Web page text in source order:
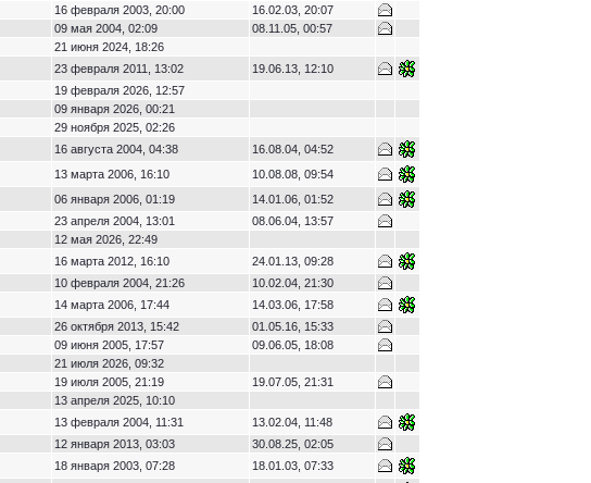
16 февраля 2003, 20:00
16.02.03, 20:07
09 мая 2004, 02:09
08.11.05, 00:57
21 июня 2024, 18:26
23 февраля 2011, 13:02
19.06.13, 12:10
19 февраля 2026, 12:57
09 января 2026, 00:21
29 ноября 2025, 02:26
16 августа 2004, 04:38
16.08.04, 04:52
13 марта 2006, 16:10
10.08.08, 09:54
06 января 2006, 01:19
14.01.06, 01:52
23 апреля 2004, 13:01
08.06.04, 13:57
12 мая 2026, 22:49
16 марта 2012, 16:10
24.01.13, 09:28
10 февраля 2004, 21:26
10.02.04, 21:30
14 марта 2006, 17:44
14.03.06, 17:58
26 октября 2013, 15:42
01.05.16, 15:33
09 июня 2005, 17:57
09.06.05, 18:08
21 июля 2026, 09:32
19 июля 2005, 21:19
19.07.05, 21:31
13 апреля 2025, 10:10
13 февраля 2004, 11:31
13.02.04, 11:48
12 января 2013, 03:03
30.08.25, 02:05
18 января 2003, 07:28
18.01.03, 07:33